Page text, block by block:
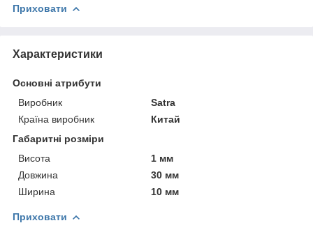
Приховати
Характеристики
Основні атрибути
Виробник
Satra
Країна виробник
Китай
Габаритні розміри
Висота
1 мм
Довжина
30 мм
Ширина
10 мм
Приховати